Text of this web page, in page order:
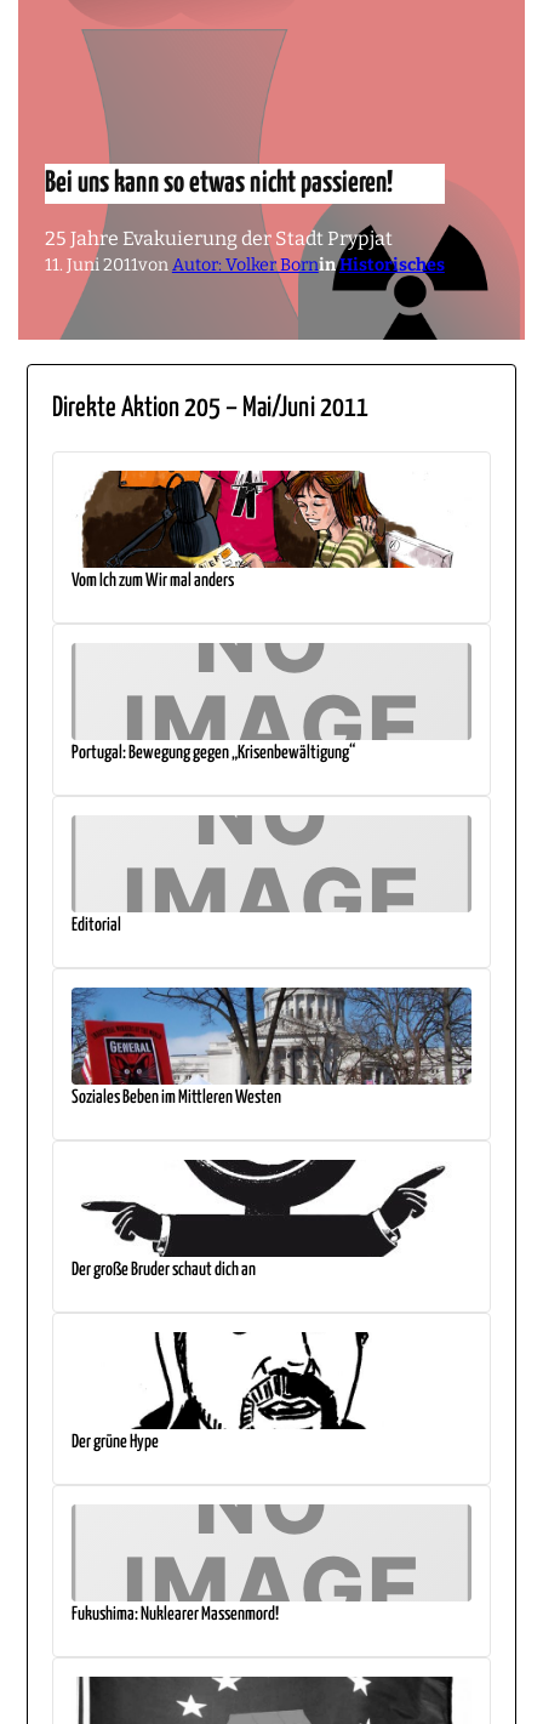
Bei uns kann so etwas nicht passieren!
25 Jahre Evakuierung der Stadt Prypjat
11. Juni 2011vonAutor: Volker BorninHistorisches
Direkte Aktion 205 – Mai/Juni 2011
Vom Ich zum Wir mal anders
Portugal: Bewegung gegen „Krisenbewältigung“
Editorial
Soziales Beben im Mittleren Westen
Der große Bruder schaut dich an
Der grüne Hype
Fukushima: Nuklearer Massenmord!